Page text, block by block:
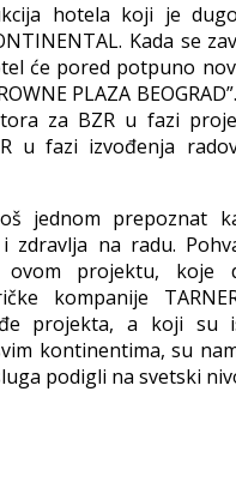
hotela koji je
Kada se
će pored potpuno
PLAZA
za BZR u fazi
u fazi izvođenja
jednom prepoznat
zdravlja na radu.
projektu, koje
kompanije
projekta, a koji su
kontinentima, su
podigli na svetski